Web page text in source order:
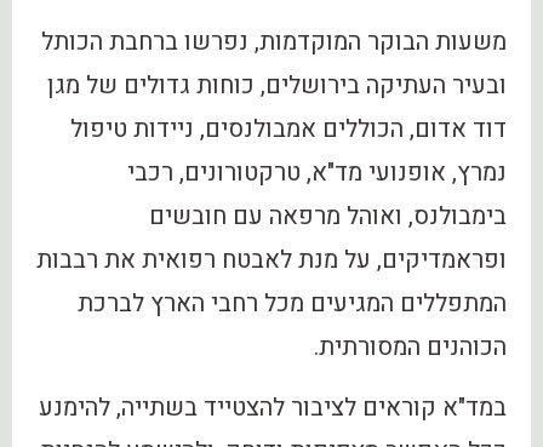
משעות הבוקר המוקדמות, נפרשו ברחבת הכותל
ובעיר העתיקה בירושלים, כוחות גדולים של מגן
דוד אדום, הכוללים אמבולנסים, ניידות טיפול
נמרץ, אופנועי מד"א, טרקטורונים, רכבי
בימבולנס, ואוהל מרפאה עם חובשים
ופראמדיקים, על מנת לאבטח רפואית את רבבות
המתפללים המגיעים מכל רחבי הארץ לברכת
הכוהנים המסורתית.
במד"א קוראים לציבור להצטייד בשתייה, להימנע